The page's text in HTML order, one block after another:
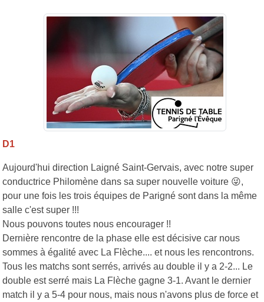
D1
Aujourd'hui direction Laigné Saint-Gervais, avec notre super
conductrice Philomène dans sa super nouvelle voiture 😜,
pour une fois les trois équipes de Parigné sont dans la même
salle c'est super !!!
Nous pouvons toutes nous encourager !!
Dernière rencontre de la phase elle est décisive car nous
sommes à égalité avec La Flèche.... et nous les rencontrons.
Tous les matchs sont serrés, arrivés au double il y a 2-2... Le
double est serré mais La Flèche gagne 3-1. Avant le dernier
match il y a 5-4 pour nous, mais nous n'avons plus de force et